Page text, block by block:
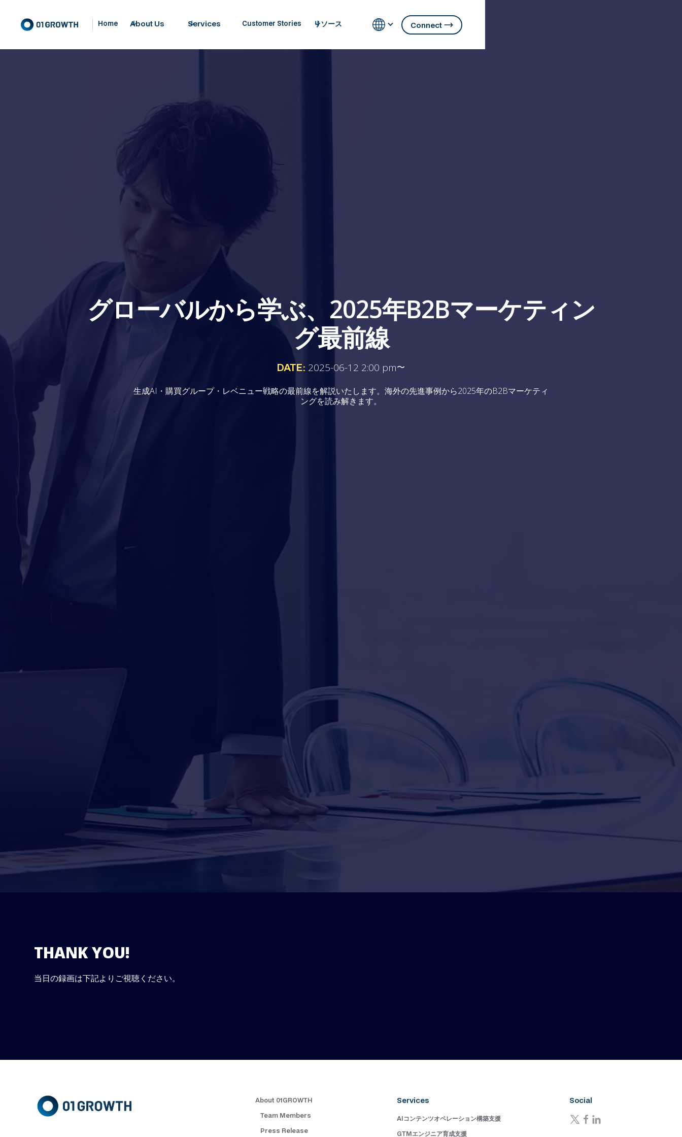
Home About Us Services Customer Stories リソース Connect
グローバルから学ぶ、2025年B2Bマーケティン
グ最前線
DATE: 2025-06-12 2:00 pm〜
生成AI・購買グループ・レベニュー戦略の最前線を解説いたします。海外の先進事例から2025年のB2Bマーケティ
ングを読み解きます。
THANK YOU!
当日の録画は下記よりご視聴ください。
About 01GROWTH
Team Members
Press Release
Services
AIコンテンツオペレーション構築支援
GTMエンジニア育成支援
Social